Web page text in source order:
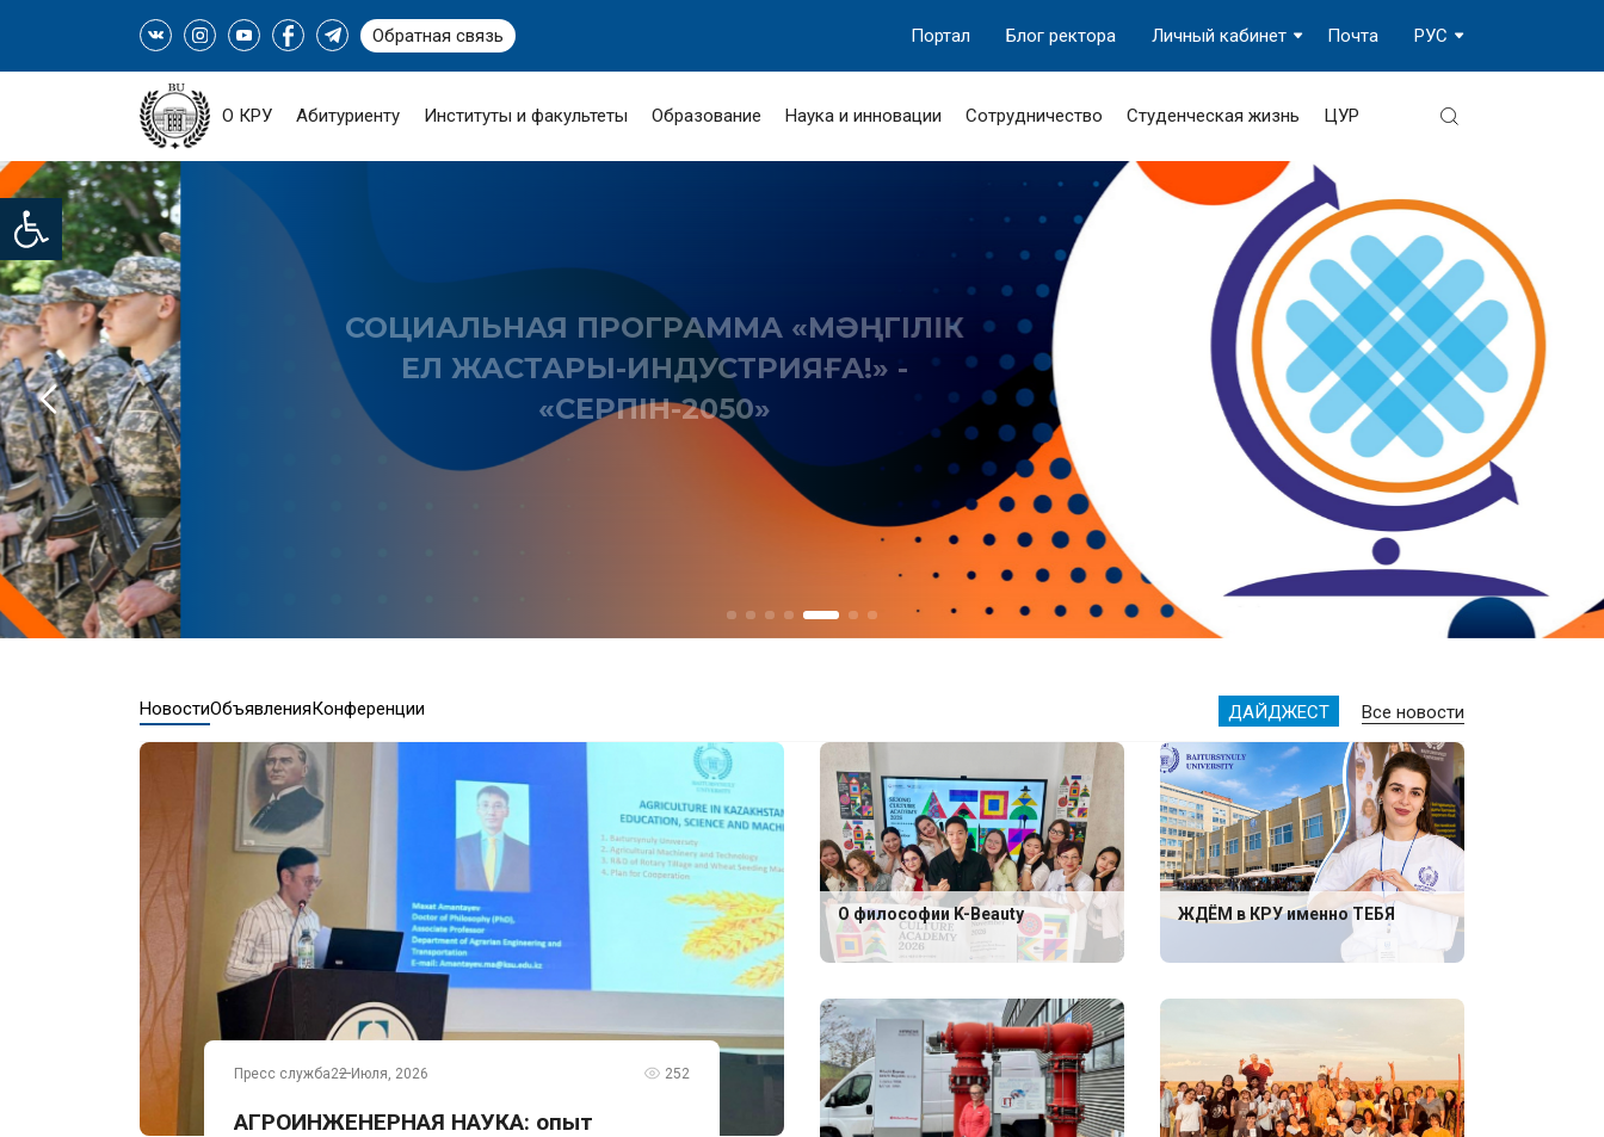
Open toolbar
Обратная связь РУС
Почта
Личный кабинет
Блог ректора
Портал
О КРУ Абитуриенту Институты и факультеты Образование Наука и инновации Сотрудничество Студенческая жизнь ЦУР
СОЦИАЛЬНАЯ ПРОГРАММА «МӘҢГІЛІК
ЕЛ ЖАСТАРЫ-ИНДУСТРИЯҒА!» -
«СЕРПІН-2050»
НовостиОбъявленияКонференции ДАЙДЖЕСТ Все новости
Пресс служба22 Июля, 2026 252
АГРОИНЖЕНЕРНАЯ НАУКА: опыт
О философии K-Beauty ЖДЁМ в КРУ именно ТЕБЯ